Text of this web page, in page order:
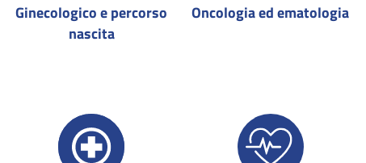
Ginecologico e percorso
nascita
Oncologia ed ematologia